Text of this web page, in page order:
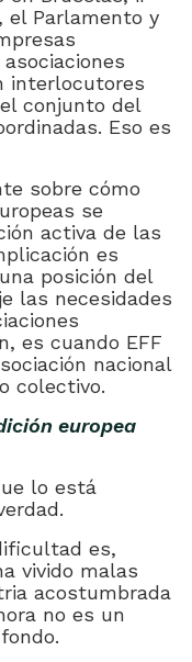
el Parlamento y
interlocutores
conjunto del
Eso es
sobre cómo
se
activa de las
es
posición del
las necesidades
es cuando EFF
nacional
colectivo.
europea
lo está
es,
vivido malas
acostumbrada
no es un